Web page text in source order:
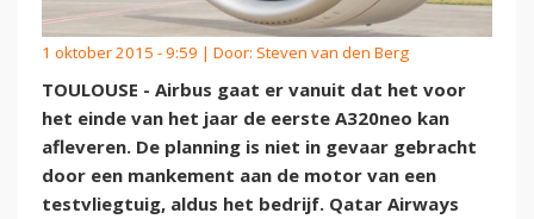
1 oktober 2015 - 9:59 | Door: Steven van den Berg
TOULOUSE - Airbus gaat er vanuit dat het voor
het einde van het jaar de eerste A320neo kan
afleveren. De planning is niet in gevaar gebracht
door een mankement aan de motor van een
testvliegtuig, aldus het bedrijf. Qatar Airways